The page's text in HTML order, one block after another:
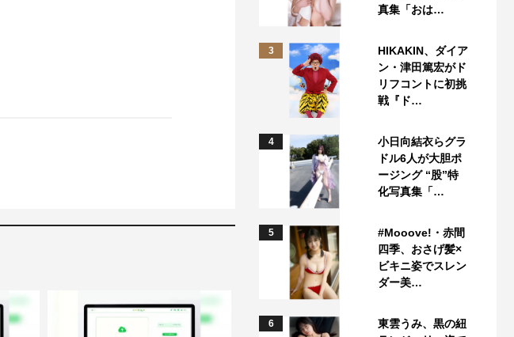
真集「おは…
3
HIKAKIN、ダイア
ン・津田篤宏がド
リフコントに初挑
戦『ド…
4
小日向結衣らグラ
ドル6人が大胆ポ
ージング “股”特
化写真集「…
5
#Mooove!・赤間
四季、おさげ髪×
ビキニ姿でスレン
ダー美…
6
東雲うみ、黒の紐